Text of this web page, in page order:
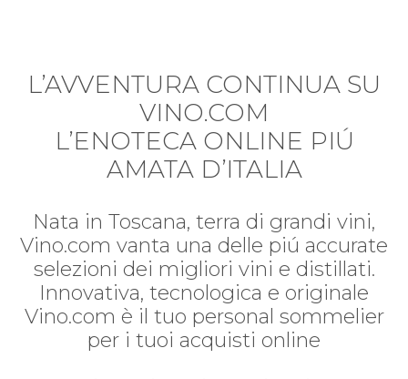
L’AVVENTURA CONTINUA SU
VINO.COM
L’ENOTECA ONLINE PIÚ
AMATA D’ITALIA
Nata in Toscana, terra di grandi vini,
Vino.com vanta una delle piú accurate
selezioni dei migliori vini e distillati.
Innovativa, tecnologica e originale
Vino.com è il tuo personal sommelier
per i tuoi acquisti online